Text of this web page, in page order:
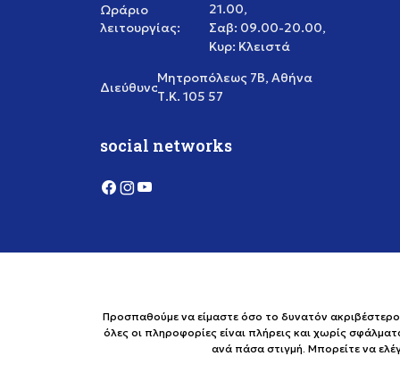
Ωράριο
λειτουργίας:
21.00,
Σαβ: 09.00-20.00,
Κυρ: Κλειστά
Διεύθυνση:
Μητροπόλεως 7Β, Αθήνα
Τ.Κ. 105 57
social networks
Προσπαθούμε να είμαστε όσο το δυνατόν
όλες οι πληροφορίες είναι πλήρεις και χωρίς
ανά πάσα στιγμή. Μπορείτε να